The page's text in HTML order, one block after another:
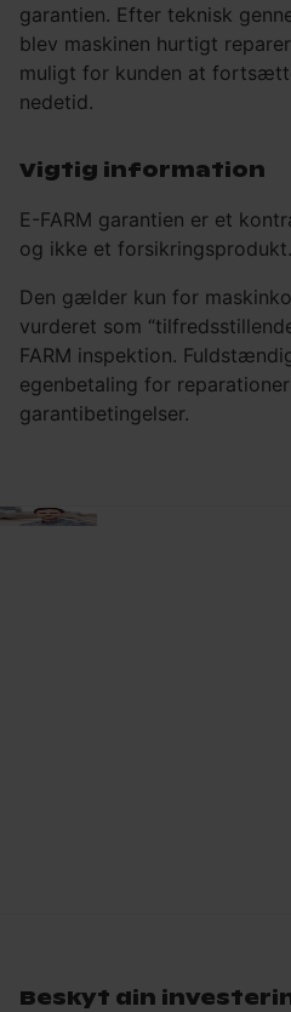
garantien. Efter teknisk
blev maskinen hurtigt
muligt for kunden at
nedetid.
Vigtig information
E-FARM garantien er et
og ikke et forsikringsprodukt.
Den gælder kun for
vurderet som
FARM inspektion.
egenbetaling for
garantibetingelser.
Beskyt din